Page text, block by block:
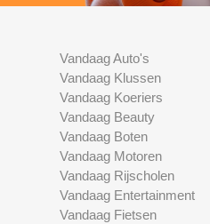
Vandaag Auto's
Vandaag Klussen
Vandaag Koeriers
Vandaag Beauty
Vandaag Boten
Vandaag Motoren
Vandaag Rijscholen
Vandaag Entertainment
Vandaag Fietsen